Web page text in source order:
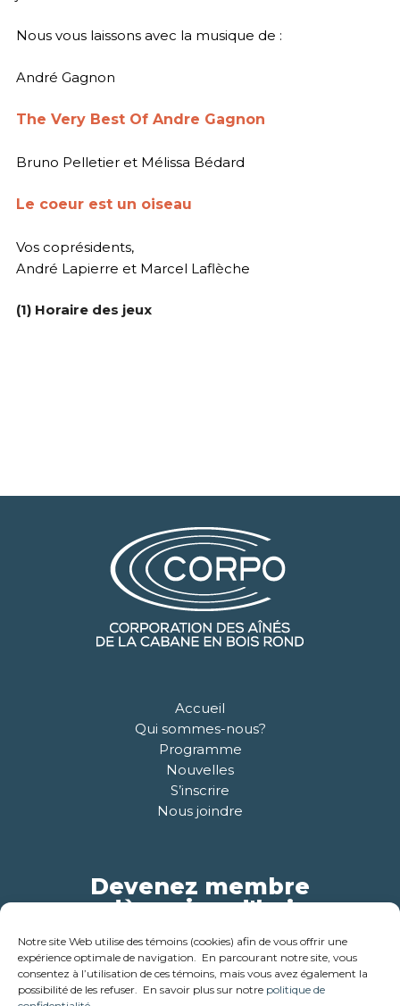
Notre site Web utilise des témoins (cookies) afin de vous offrir une
expérience optimale de navigation. En parcourant notre site, vous
consentez à l’utilisation de ces témoins, mais vous avez également la
possibilité de les refuser. En savoir plus sur notre politique de
Nous vous laissons avec la musique de :
André Gagnon
The Very Best Of Andre Gagnon
Bruno Pelletier et Mélissa Bédard
Le coeur est un oiseau
Vos coprésidents,
André Lapierre et Marcel Laflèche
(1) Horaire des jeux
Accueil
Qui sommes-nous?
Programme
Nouvelles
S’inscrire
Nous joindre
Devenez membre
dès aujourd'hui
Pour plus d'informations